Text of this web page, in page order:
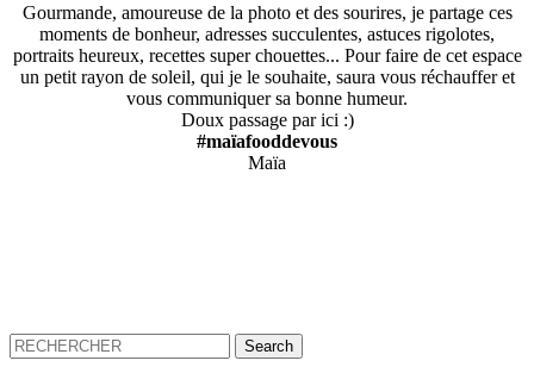
Gourmande, amoureuse de la photo et des sourires, je partage ces
moments de bonheur, adresses succulentes, astuces rigolotes,
portraits heureux, recettes super chouettes... Pour faire de cet espace
un petit rayon de soleil, qui je le souhaite, saura vous réchauffer et
vous communiquer sa bonne humeur.
Doux passage par ici :)
#maïafooddevous
Maïa